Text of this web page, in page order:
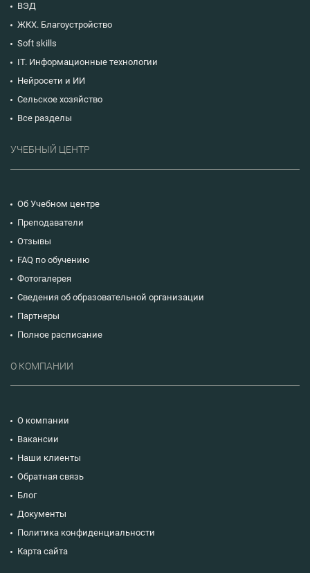
ВЭД
ЖКХ. Благоустройство
Soft skills
IT. Информационные технологии
Нейросети и ИИ
Сельское хозяйство
Все разделы
УЧЕБНЫЙ ЦЕНТР
Об Учебном центре
Преподаватели
Отзывы
FAQ по обучению
Фотогалерея
Сведения об образовательной организации
Партнеры
Полное расписание
О КОМПАНИИ
О компании
Вакансии
Наши клиенты
Обратная связь
Блог
Документы
Политика конфиденциальности
Карта сайта